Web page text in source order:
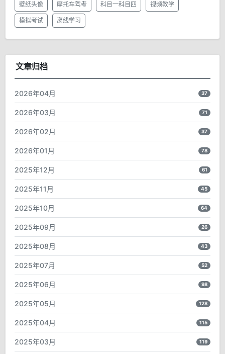
壁纸头像 摩托车驾考 科目一科目四 视频教学
模拟考试 离线学习
文章归档
2026年04月 37
2026年03月 71
2026年02月 37
2026年01月 78
2025年12月 61
2025年11月 45
2025年10月 64
2025年09月 26
2025年08月 43
2025年07月 52
2025年06月 98
2025年05月 128
2025年04月 115
2025年03月 119